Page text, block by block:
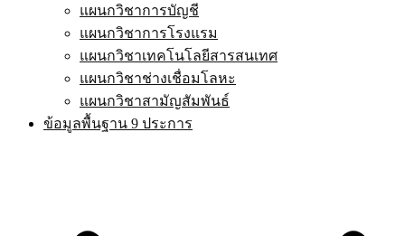
แผนกวิชาการบัญชี
แผนกวิชาการโรงแรม
แผนกวิชาเทคโนโลยีสารสนเทศ
แผนกวิชาช่างเชื่อมโลหะ
แผนกวิชาสามัญสัมพันธ์
ข้อมูลพื้นฐาน 9 ประการ